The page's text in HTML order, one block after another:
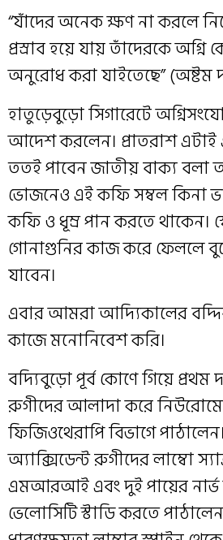
“যাঁদের অনেক ক্ষণ না করলে
প্রস্রাব হয়ে যায় তাঁদেরকে অগ্নি
অনুরোধ করা যাইতেছে” (অষ্টম
হাতুড়েবুড়ো সিগারেটে
আদেশ করলেন। প্রাতরাশ এটাই
ততই পাবেন জাতীয় বাক্য বলা
ভোজনেও এই কফি সম্বল কিনা
কফি ও ধূম্র পান করতে থাকেন।
গোনাগুনির কাজ করে ফেললে
যাবেন।
এবার আমরা আদ‍্যিকালের
কাজে মনোনিবেশ করি।
বদ‍্যিবুড়ো পূর্ব কোণে গিয়ে প্রথম
রুগীদের আলাদা করে
ফিজিওথেরাপি বিভাগে
অ্যাক্সিডেন্ট রুগীদের লাম্বো
এম‌আর‌আই এবং দুই পায়ের
ভেলোসিটি স্টাডি করতে